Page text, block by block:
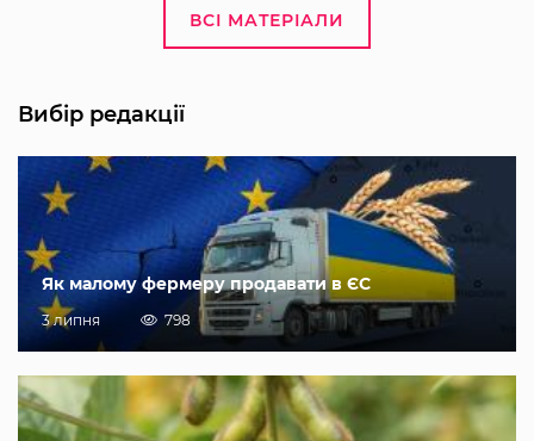
ВСІ МАТЕРІАЛИ
Вибір редакції
Як малому фермеру продавати в ЄС
3 липня 798